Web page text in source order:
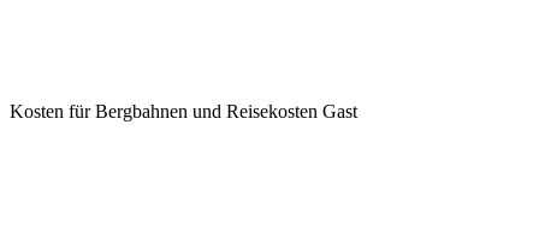
Kosten für Bergbahnen und Reisekosten Gast